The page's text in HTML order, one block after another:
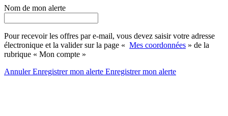
Nom de mon alerte
Pour recevoir les offres par e-mail, vous devez saisir votre adresse
électronique et la valider sur la page « Mes coordonnées » de la
rubrique « Mon compte »
AnnulerEnregistrer mon alerte Enregistrermon alerte